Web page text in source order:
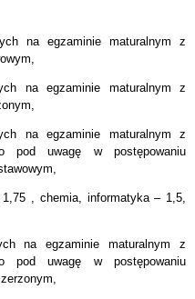
na egzaminie maturalnym z
na egzaminie maturalnym z
na egzaminie maturalnym z
pod uwagę w postępowaniu
, chemia, informatyka – 1,5,
na egzaminie maturalnym z
pod uwagę w postępowaniu